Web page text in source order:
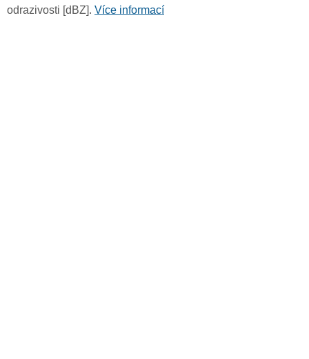
odrazivosti [dBZ]. Více informací